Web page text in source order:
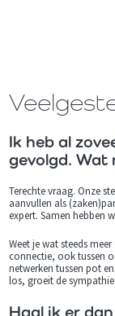
Ik heb al
gevolgd. Wat
Terechte vraag. Onze
aanvullen als
expert. Samen hebben
Weet je wat steeds
connectie, ook tussen
netwerken tussen pot
los, groeit de
Haal ik er